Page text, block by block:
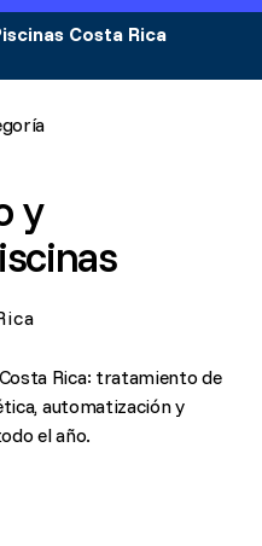
Costa Rica
y
Rica: tratamiento de
automatización y
el año.